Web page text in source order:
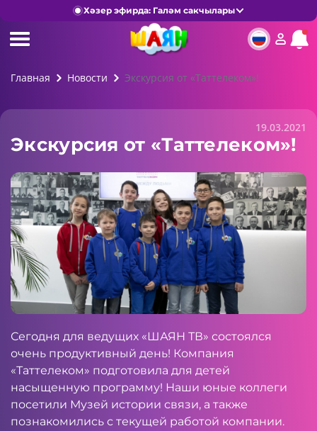
Хәзер эфирда: Галәм сакчылары
Главная Новости Экскурсия от «Таттелеком»!
19.03.2021
Экскурсия от «Таттелеком»!
Сегодня для ведущих «ШАЯН ТВ» состоялся
очень продуктивный день! Компания
«Таттелеком» подготовила для детей
насыщенную программу! Наши юные коллеги
посетили Музей истории связи, а также
познакомились с текущей работой компании.